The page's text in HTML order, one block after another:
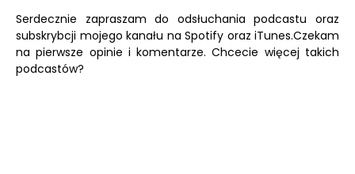
Serdecznie zapraszam do odsłuchania podcastu oraz
subskrybcji mojego kanału na Spotify oraz iTunes.Czekam
na pierwsze opinie i komentarze. Chcecie więcej takich
podcastów?